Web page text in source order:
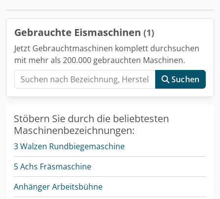
Gebrauchte Eismaschinen (1)
Jetzt Gebrauchtmaschinen komplett durchsuchen
mit mehr als 200.000 gebrauchten Maschinen.
Suchen
Stöbern Sie durch die beliebtesten
Maschinenbezeichnungen:
3 Walzen Rundbiegemaschine
5 Achs Fräsmaschine
Anhänger Arbeitsbühne